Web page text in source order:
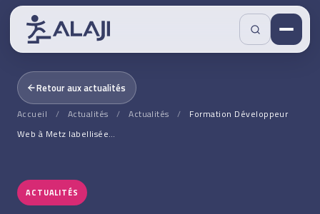
Retour aux actualités
Accueil / Actualités / Actualités /
Formation Développeur
Web à Metz labellisée…
ACTUALITÉS